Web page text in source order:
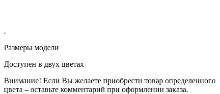
.
Размеры модели
Доступен в двух цветах
Внимание! Если Вы желаете приобрести товар определенного
цвета – оставьте комментарий при оформлении заказа.